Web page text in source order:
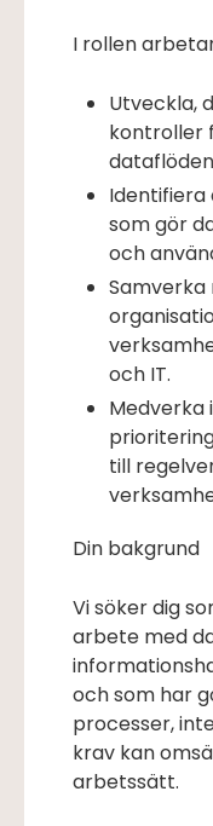
I rollen
Utveckla,
kontroller
som gör
och
Samverka
och IT.
Medverka
till
Din bakgrund
Vi söker dig
arbete med
och som har
processer,
krav kan
arbetssätt.